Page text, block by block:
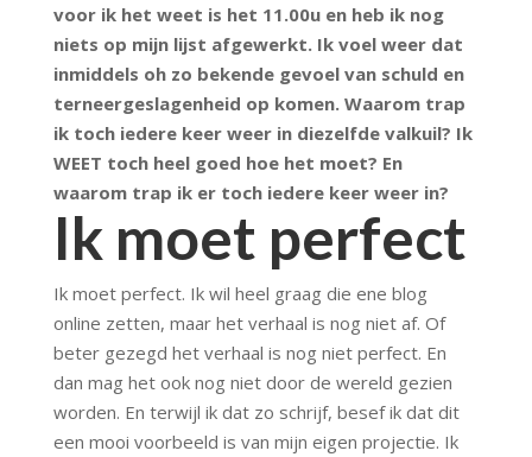
voor ik het weet is het 11.00u en heb ik nog
niets op mijn lijst afgewerkt. Ik voel weer dat
inmiddels oh zo bekende gevoel van schuld en
terneergeslagenheid op komen. Waarom trap
ik toch iedere keer weer in diezelfde valkuil? Ik
WEET toch heel goed hoe het moet? En
waarom trap ik er toch iedere keer weer in?
Ik moet perfect
Ik moet perfect. Ik wil heel graag die ene blog
online zetten, maar het verhaal is nog niet af. Of
beter gezegd het verhaal is nog niet perfect. En
dan mag het ook nog niet door de wereld gezien
worden. En terwijl ik dat zo schrijf, besef ik dat dit
een mooi voorbeeld is van mijn eigen projectie. Ik